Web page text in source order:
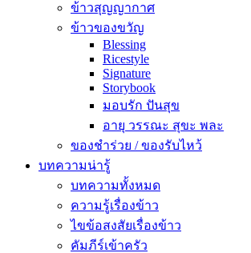
ข้าวสุญญากาศ
ข้าวของขวัญ
Blessing
Ricestyle
Signature
Storybook
มอบรัก ปันสุข
อายุ วรรณะ สุขะ พละ
ของชำร่วย / ของรับไหว้
บทความน่ารู้
บทความทั้งหมด
ความรู้เรื่องข้าว
ไขข้อสงสัยเรื่องข้าว
คัมภีร์เข้าครัว